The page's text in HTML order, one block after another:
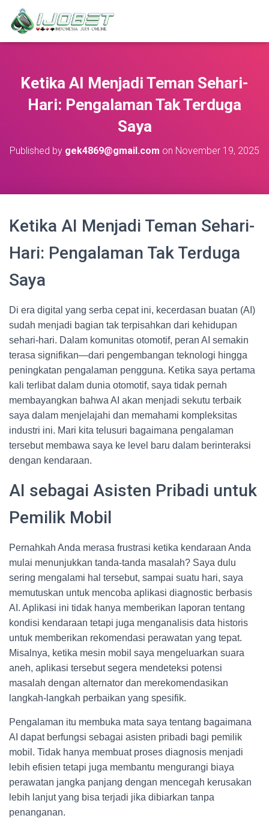
Ketika AI Menjadi Teman Sehari-
Hari: Pengalaman Tak Terduga
Saya
Published by gek4869@gmail.com on November 19, 2025
Ketika AI Menjadi Teman Sehari-
Hari: Pengalaman Tak Terduga
Saya
Di era digital yang serba cepat ini, kecerdasan buatan (AI)
sudah menjadi bagian tak terpisahkan dari kehidupan
sehari-hari. Dalam komunitas otomotif, peran AI semakin
terasa signifikan—dari pengembangan teknologi hingga
peningkatan pengalaman pengguna. Ketika saya pertama
kali terlibat dalam dunia otomotif, saya tidak pernah
membayangkan bahwa AI akan menjadi sekutu terbaik
saya dalam menjelajahi dan memahami kompleksitas
industri ini. Mari kita telusuri bagaimana pengalaman
tersebut membawa saya ke level baru dalam berinteraksi
dengan kendaraan.
AI sebagai Asisten Pribadi untuk
Pemilik Mobil
Pernahkah Anda merasa frustrasi ketika kendaraan Anda
mulai menunjukkan tanda-tanda masalah? Saya dulu
sering mengalami hal tersebut, sampai suatu hari, saya
memutuskan untuk mencoba aplikasi diagnostic berbasis
AI. Aplikasi ini tidak hanya memberikan laporan tentang
kondisi kendaraan tetapi juga menganalisis data historis
untuk memberikan rekomendasi perawatan yang tepat.
Misalnya, ketika mesin mobil saya mengeluarkan suara
aneh, aplikasi tersebut segera mendeteksi potensi
masalah dengan alternator dan merekomendasikan
langkah-langkah perbaikan yang spesifik.
Pengalaman itu membuka mata saya tentang bagaimana
AI dapat berfungsi sebagai asisten pribadi bagi pemilik
mobil. Tidak hanya membuat proses diagnosis menjadi
lebih efisien tetapi juga membantu mengurangi biaya
perawatan jangka panjang dengan mencegah kerusakan
lebih lanjut yang bisa terjadi jika dibiarkan tanpa
penanganan.